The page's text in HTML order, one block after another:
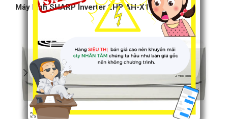
Máy lạnh SHARP Inverter 2HP AH-X18SEW
Click to enlarge